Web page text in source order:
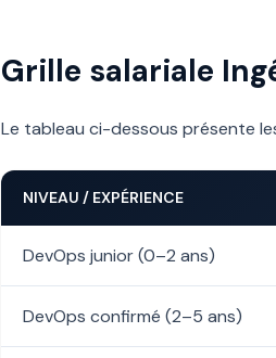
Grille salariale
Le tableau ci-dessous présente
NIVEAU / EXPÉRIENCE
DevOps junior (0–2 ans)
DevOps confirmé (2–5 ans)